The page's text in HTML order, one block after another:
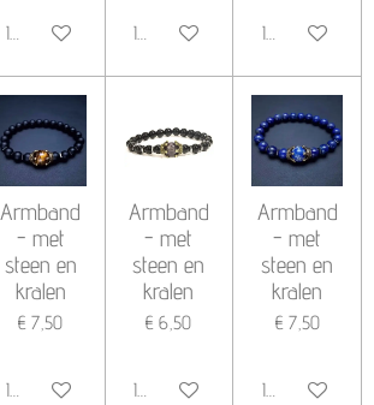
In winkelwagen In winkelwagen In winkelwagen
Armband
- met
steen en
kralen
€ 7,50
In winkelwagen
Armband
- met
steen en
kralen
€ 6,50
In winkelwagen
Armband
- met
steen en
kralen
€ 7,50
In winkelwagen